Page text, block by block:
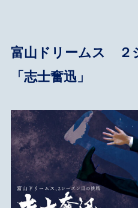
富山ドリームス ２
「志士奮迅」